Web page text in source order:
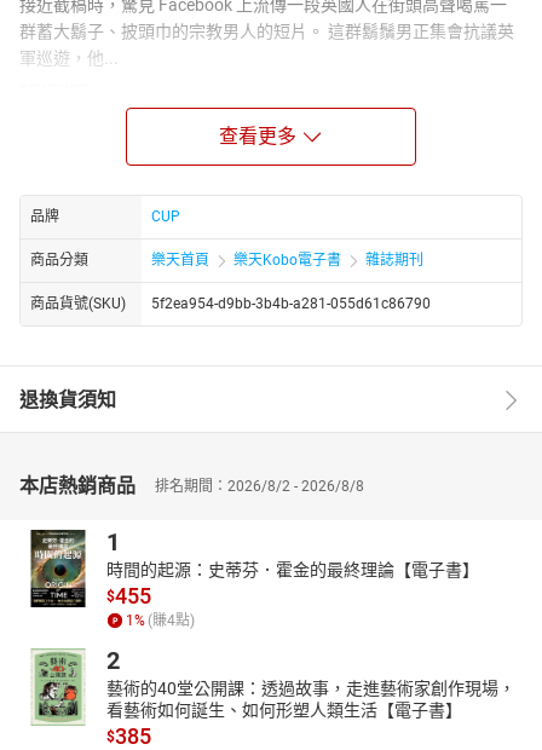
接近截稿時，驚見 Facebook 上流傳一段英國人在街頭高聲喝罵一
群蓄大鬍子、披頭巾的宗教男人的短片。 這群鬍鬚男正集會抗議英
軍巡遊，他...
已經是二○一三年，難道還有人在痴痴等待君王「天縱聖明」，救我
們大家脫苦海？真正有資格率領這個世代的領袖，都是特立獨行，
視野遠大，關心世界，熱愛人...
「微服出巡」是一種後遺症
沐猴而冠演皇帝
安倍晉三是一個好領袖嗎？
真領袖大師班
查看更多
品牌 CUP
商品分類 樂天首頁 樂天Kobo電子書 雜誌期刊
商品貨號(SKU) 5f2ea954-d9bb-3b4b-a281-055d61c86790
退換貨須知
本店熱銷商品 排名期間：2026/8/2 - 2026/8/8
1
時間的起源：史蒂芬．霍金的最終理論【電子書】
$455
1 % (賺4點)
2
藝術的40堂公開課：透過故事，走進藝術家創作現場，
看藝術如何誕生、如何形塑人類生活【電子書】
$385